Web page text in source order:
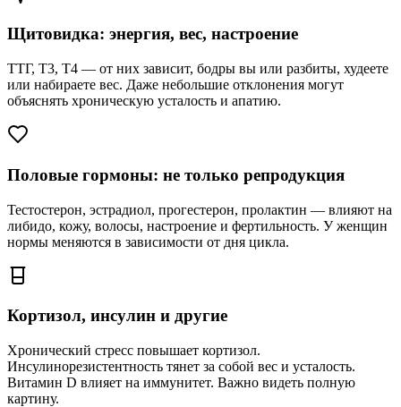
Щитовидка: энергия, вес, настроение
ТТГ, Т3, Т4 — от них зависит, бодры вы или разбиты, худеете
или набираете вес. Даже небольшие отклонения могут
объяснять хроническую усталость и апатию.
Половые гормоны: не только репродукция
Тестостерон, эстрадиол, прогестерон, пролактин — влияют на
либидо, кожу, волосы, настроение и фертильность. У женщин
нормы меняются в зависимости от дня цикла.
Кортизол, инсулин и другие
Хронический стресс повышает кортизол.
Инсулинорезистентность тянет за собой вес и усталость.
Витамин D влияет на иммунитет. Важно видеть полную
картину.